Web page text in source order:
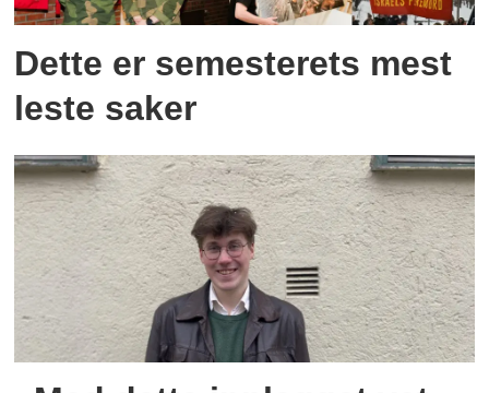
Dette er semesterets mest
leste saker